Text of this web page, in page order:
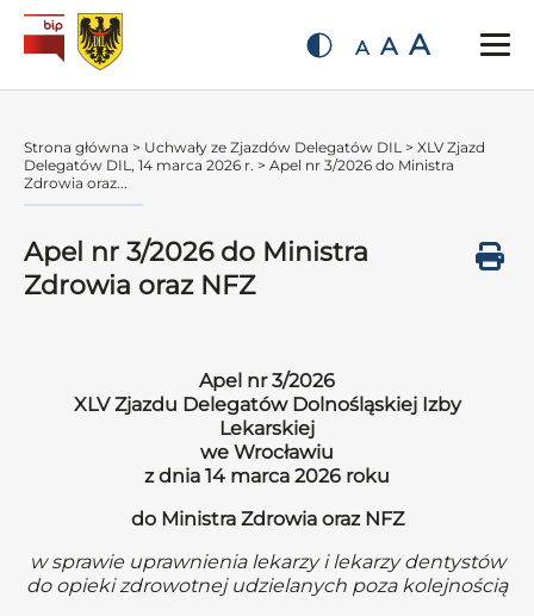
A A A
Strona główna > Uchwały ze Zjazdów Delegatów DIL > XLV Zjazd
Delegatów DIL, 14 marca 2026 r. > Apel nr 3/2026 do Ministra
Zdrowia oraz...
Apel nr 3/2026 do Ministra
Zdrowia oraz NFZ
Apel nr 3/2026
XLV Zjazdu Delegatów Dolnośląskiej Izby
Lekarskiej
we Wrocławiu
z dnia 14 marca 2026 roku
do Ministra Zdrowia oraz NFZ
w sprawie uprawnienia lekarzy i lekarzy dentystów
do opieki zdrowotnej udzielanych poza kolejnością